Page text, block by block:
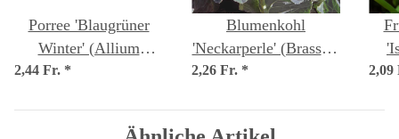
Porree 'Blaugrüner
Winter' (Allium
porrum) Bio Saatgut
2,44 Fr. *
Blumenkohl
'Neckarperle' (Brassica
oleracea var. botrytis)
2,26 Fr. *